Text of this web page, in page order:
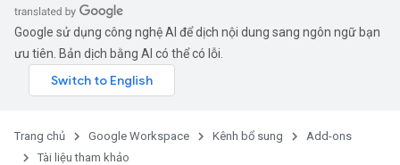
Google sử dụng công nghệ AI để dịch nội dung sang ngôn ngữ bạn
ưu tiên. Bản dịch bằng AI có thể có lỗi.
Trang chủ Google Workspace Kênh bổ sung
Add-ons
Tài liệu tham khảo